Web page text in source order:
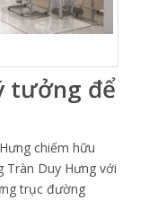
tưởng để
chiếm hữu
Tràn Duy Hưng với
trục đường